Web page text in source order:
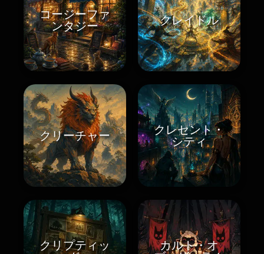
コージーファ
ンタジー
クレイドル
クリーチャー
クレセント・
シティ
クリプティッ
カルト・オ